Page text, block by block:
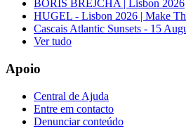
BORIS BREJCHA | Lisbon 2026
HUGEL - Lisbon 2026 | Make
Cascais Atlantic Sunsets - 15
Ver tudo
Apoio
Central de Ajuda
Entre em contacto
Denunciar conteúdo